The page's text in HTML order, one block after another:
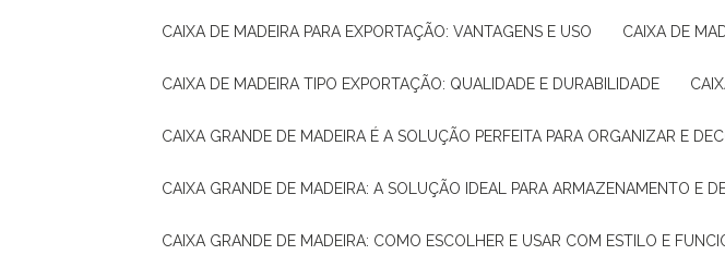
CAIXA DE MADEIRA PARA EXPORTAÇÃO: VANTAGENS E USO CAIXA DE
CAIXA DE MADEIRA TIPO EXPORTAÇÃO: QUALIDADE E DURABILIDADE
CAIXA GRANDE DE MADEIRA É A SOLUÇÃO PERFEITA PARA ORGANIZAR E
CAIXA GRANDE DE MADEIRA: A SOLUÇÃO IDEAL PARA ARMAZENAMENTO E
CAIXA GRANDE DE MADEIRA: COMO ESCOLHER E USAR COM ESTILO E